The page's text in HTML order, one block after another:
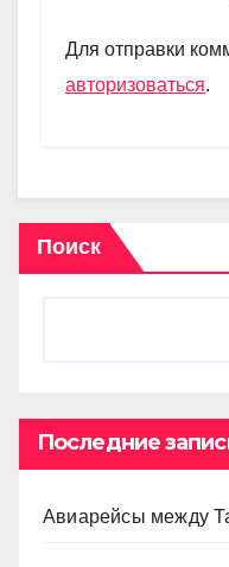
m p
p
Для отправки
авторизоваться.
Поиск
Последние
Авиарейсы между